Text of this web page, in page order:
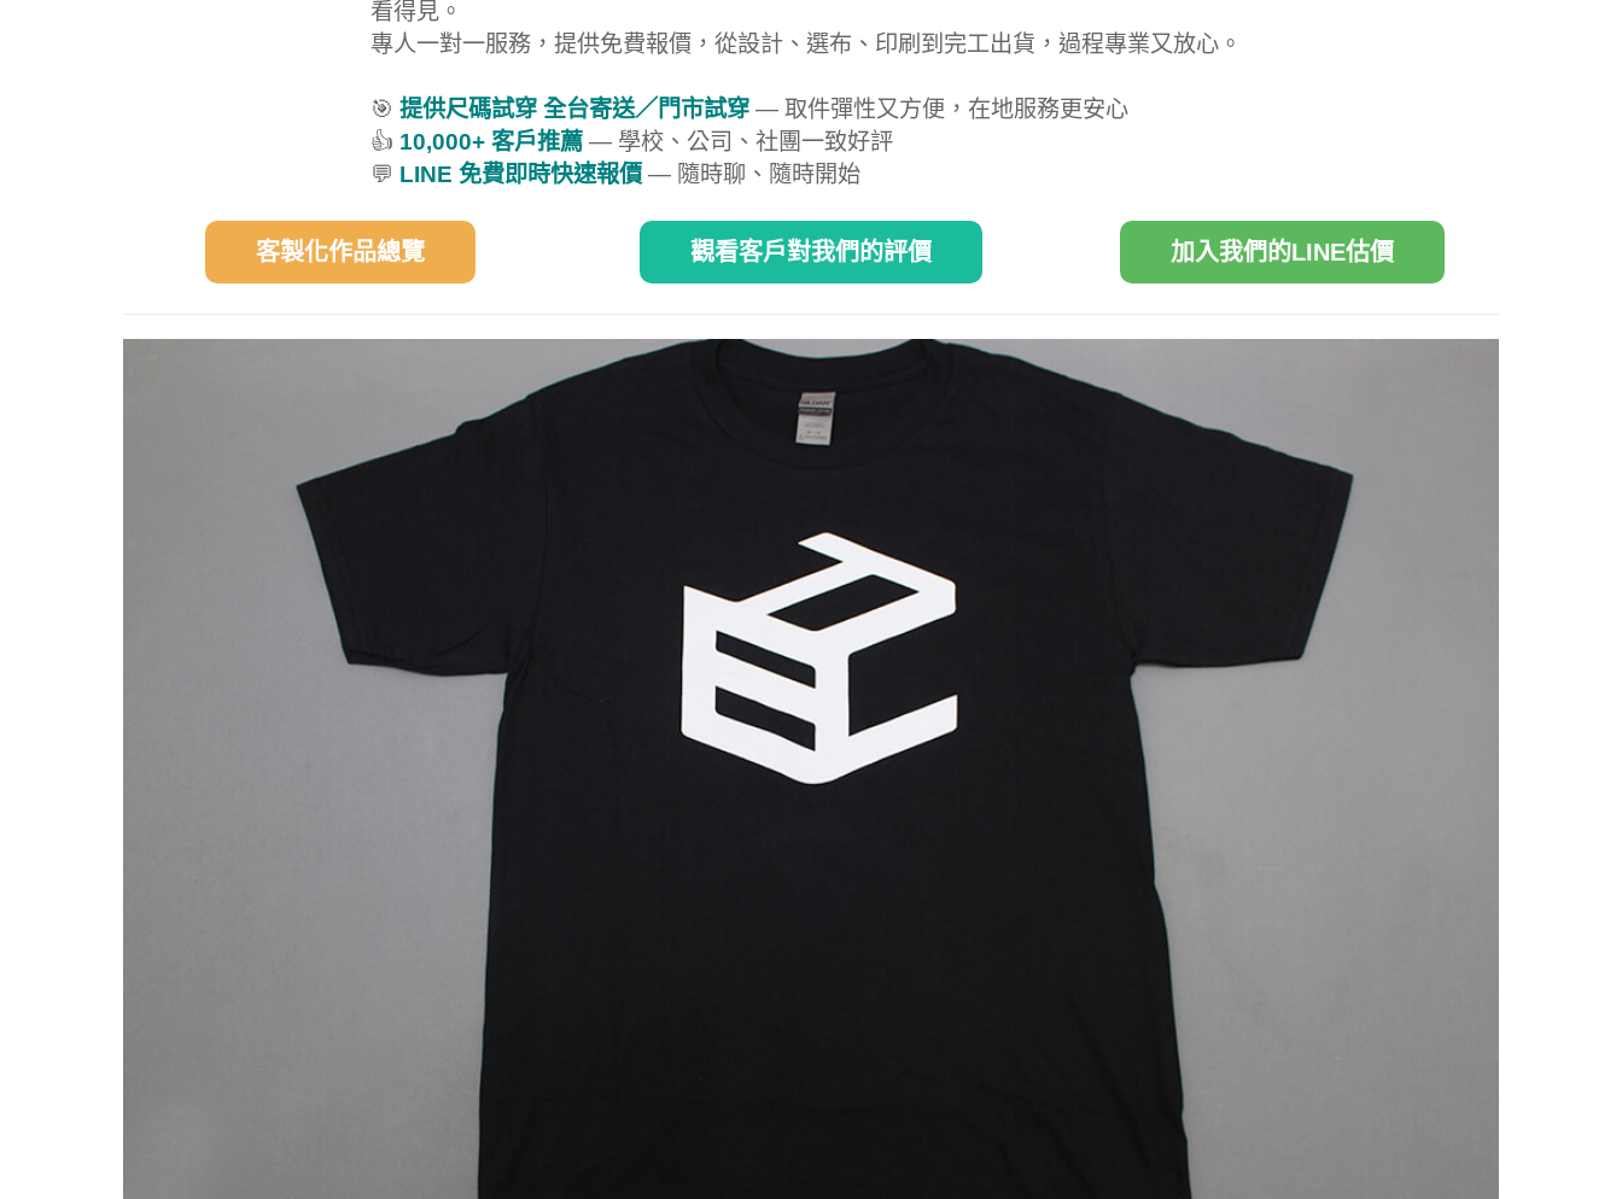
看得見。
專人一對一服務，提供免費報價，從設計、選布、印刷到完工出貨，過程專業又放心。
🎯 提供尺碼試穿 全台寄送／門市試穿 — 取件彈性又方便，在地服務更安心
👍 10,000+ 客戶推薦 — 學校、公司、社團一致好評
💬 LINE 免費即時快速報價 — 隨時聊、隨時開始
客製化作品總覽 觀看客戶對我們的評價 加入我們的LINE估價